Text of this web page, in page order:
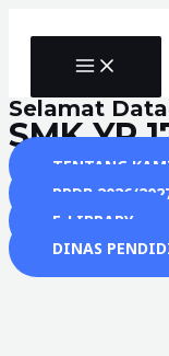
MAIN
MENU
Selamat
SMK YP
TENTANG
PPDB 2026/
E-LIBRARY
DINAS